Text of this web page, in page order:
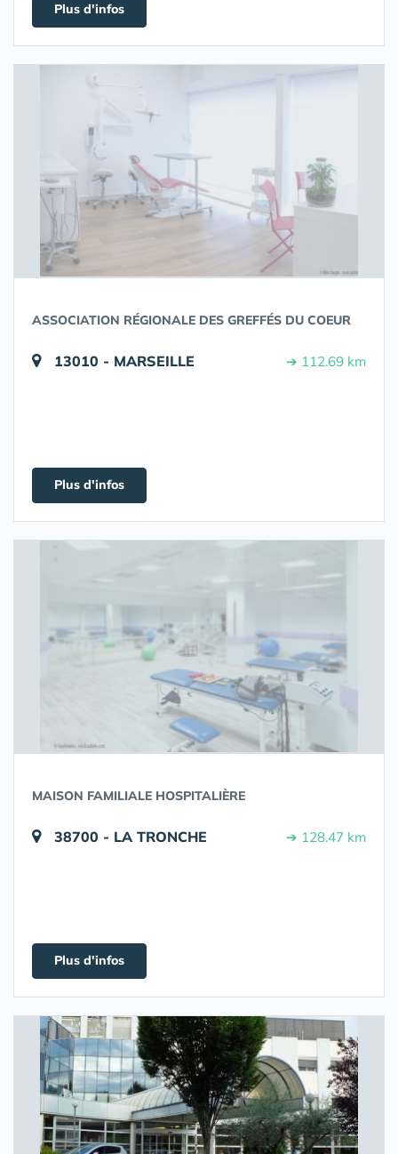
Plus d'infos
ASSOCIATION RÉGIONALE DES GREFFÉS DU COEUR
13010 - MARSEILLE ➔ 112.69 km
Plus d'infos
MAISON FAMILIALE HOSPITALIÈRE
38700 - LA TRONCHE ➔ 128.47 km
Plus d'infos